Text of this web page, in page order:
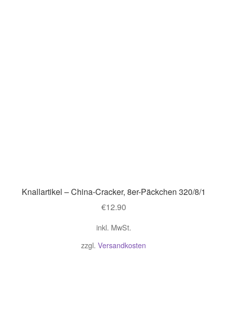
Knallartikel – China-Cracker, 8er-Päckchen 320/8/1
€12.90
inkl. MwSt.
zzgl. Versandkosten